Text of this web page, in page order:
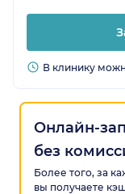
В клинику
Онлайн-
без
Более того, за
вы получаете